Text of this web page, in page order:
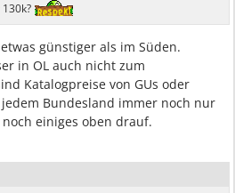
günstiger als im Süden.
in OL auch nicht zum
Katalogpreise von GUs oder
Bundesland immer noch nur
einiges oben drauf.